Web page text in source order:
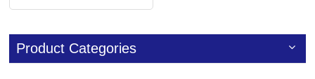
de espuma de PU
Product Categories